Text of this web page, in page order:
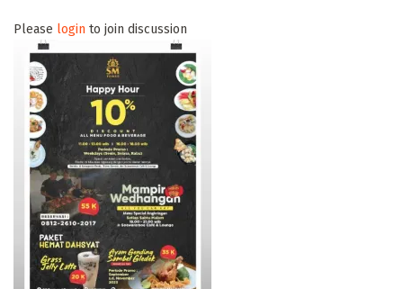
Please login to join discussion